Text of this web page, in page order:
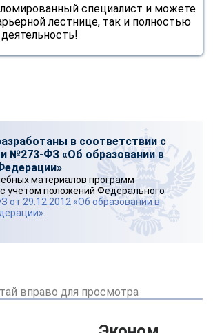
специалист и можете
лестнице, так и полностью
в соответствии с
№273-ФЗ «Об образовании в
материалов программ
учетом положений Федерального
от 29.12.2012 «Об образовании в
вправо для просмотра